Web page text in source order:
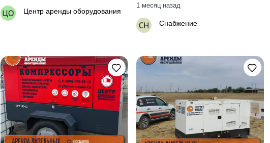
Центр аренды оборудования
1 месяц назад
Снабжение